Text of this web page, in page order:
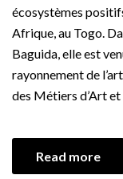
écosystèmes
Afrique, au Togo.
Baguida, elle est
rayonnement de
des Métiers d’Art
Read more